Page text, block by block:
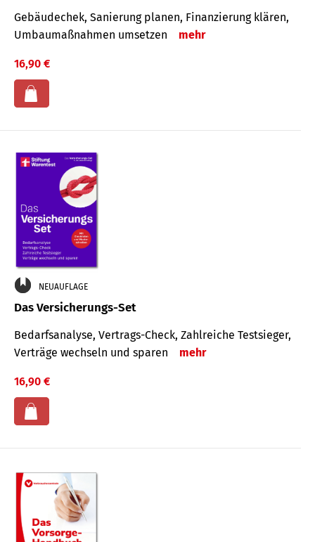
Gebäudechek, Sanierung planen, Finanzierung klären,
Umbaumaßnahmen umsetzen
mehr
16,90 €
NEUAUFLAGE
Das Versicherungs-Set
Bedarfsanalyse, Vertrags-Check, Zahlreiche Testsieger,
Verträge wechseln und sparen
mehr
16,90 €